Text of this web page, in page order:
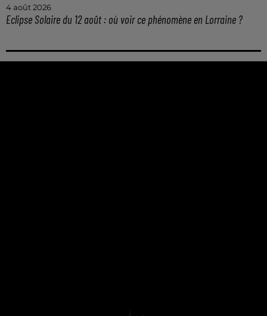
4 août 2026
Eclipse Solaire du 12 août : où voir ce phénomène en Lorraine ?